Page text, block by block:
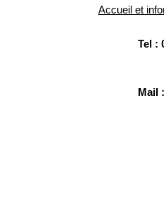
Accueil et
Tel :
Mail :